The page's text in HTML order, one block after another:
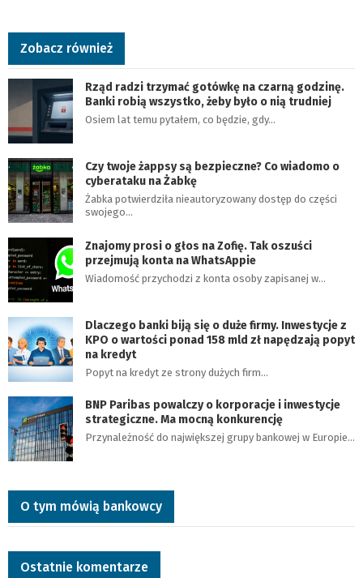
Zobacz również
Rząd radzi trzymać gotówkę na czarną godzinę.
Banki robią wszystko, żeby było o nią trudniej
Osiem lat temu pytałem, co będzie, gdy…
Czy twoje żappsy są bezpieczne? Co wiadomo o
cyberataku na Żabkę
Żabka potwierdziła nieautoryzowany dostęp do części
swojego…
Znajomy prosi o głos na Zofię. Tak oszuści
przejmują konta na WhatsAppie
Wiadomość przychodzi z konta osoby zapisanej w…
Dlaczego banki biją się o duże firmy. Inwestycje z
KPO o wartości ponad 158 mld zł napędzają popyt
na kredyt
Popyt na kredyt ze strony dużych firm…
BNP Paribas powalczy o korporacje i inwestycje
strategiczne. Ma mocną konkurencję
Przynależność do największej grupy bankowej w Europie…
O tym mówią bankowcy
Ostatnie komentarze